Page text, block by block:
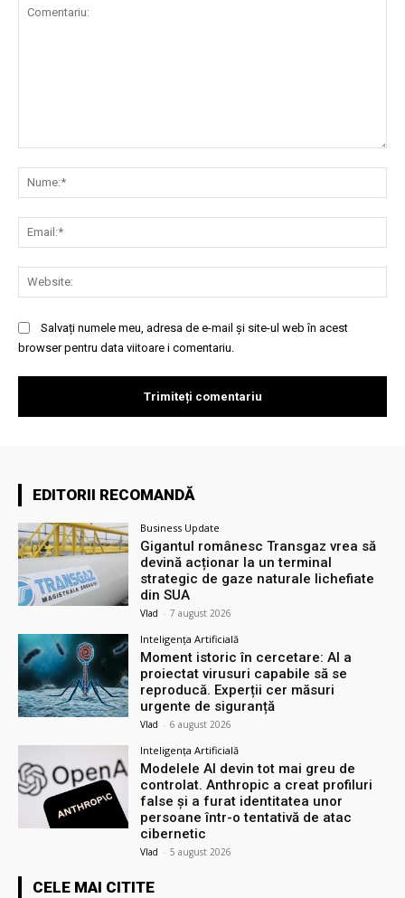
Salvați numele meu, adresa de e-mail și site-ul web în acest
browser pentru data viitoare i comentariu.
EDITORII RECOMANDĂ
Business Update
Gigantul românesc Transgaz vrea să
devină acționar la un terminal
strategic de gaze naturale lichefiate
din SUA
Vlad - 7 august 2026
Inteligența Artificială
Moment istoric în cercetare: AI a
proiectat virusuri capabile să se
reproducă. Experții cer măsuri
urgente de siguranță
Vlad - 6 august 2026
Inteligența Artificială
Modelele AI devin tot mai greu de
controlat. Anthropic a creat profiluri
false și a furat identitatea unor
persoane într-o tentativă de atac
cibernetic
Vlad - 5 august 2026
CELE MAI CITITE